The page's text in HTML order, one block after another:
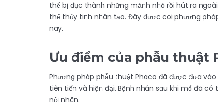
thể bị đục thành những mảnh nhỏ rồi hút ra
thể thủy tinh nhân tạo. Đây được coi phương
nay.
Ưu điểm của phẫu thuật
Phương pháp phẫu thuật Phaco đã được đưa
tiên tiến và hiện đại. Bệnh nhân sau khi mổ đã
nội nhãn.